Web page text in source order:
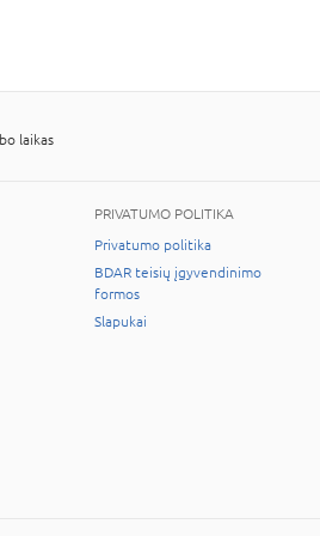
laikas
PRIVATUMO POLITIKA
Privatumo politika
BDAR teisių įgyvendinimo
formos
Slapukai